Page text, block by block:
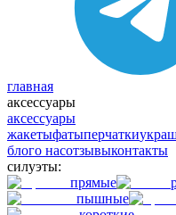
главная
аксессуары
аксессуары
жакетыфатыперчатки
блого насотзывыконтакты
силуэты:
прямые
пышные